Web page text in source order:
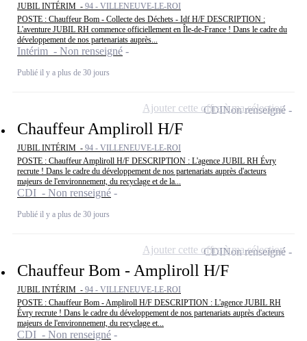
JUBIL INTÉRIM - 94 - VILLENEUVE-LE-ROI
POSTE : Chauffeur Bom - Collecte des Déchets - Idf H/F DESCRIPTION :
L'aventure JUBIL RH commence officiellement en Île-de-France ! Dans le cadre du
développement de nos partenariats auprès...
Intérim - Non renseigné
Publié il y a plus de 30 jours
Chauffeur Ampliroll H/F
JUBIL INTÉRIM - 94 - VILLENEUVE-LE-ROI
POSTE : Chauffeur Ampliroll H/F DESCRIPTION : L'agence JUBIL RH Évry
recrute ! Dans le cadre du développement de nos partenariats auprès d'acteurs
majeurs de l'environnement, du recyclage et de la...
CDI - Non renseigné
Publié il y a plus de 30 jours
CDINon renseigné
Ajouter cette offre à ma sélection
Chauffeur Bom - Ampliroll H/F
JUBIL INTÉRIM - 94 - VILLENEUVE-LE-ROI
POSTE : Chauffeur Bom - Ampliroll H/F DESCRIPTION : L'agence JUBIL RH
Évry recrute ! Dans le cadre du développement de nos partenariats auprès d'acteurs
majeurs de l'environnement, du recyclage et...
CDI - Non renseigné
CDINon renseigné
Ajouter cette offre à ma sélection